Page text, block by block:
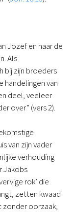
Jozef en naar de
Als
bij zijn broeders
handelingen van
deel, veeleer
over” (vers 2).
van zijn vader
verhouding
Jakobs
rok’ die
zetten kwaad
zonder oorzaak,